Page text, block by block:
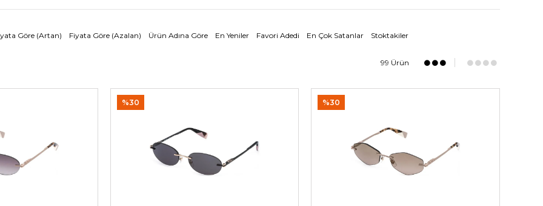
Göre (Artan) Fiyata Göre (Azalan) Ürün Adına Göre En Yeniler Favori Adedi En Çok Satanlar Stoktakiler
99 Ürün
%30 %30